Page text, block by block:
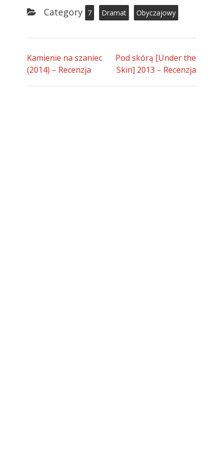
Category 7 Dramat Obyczajowy
Kamienie na szaniec
(2014) – Recenzja
Pod skórą [Under the
Skin] 2013 – Recenzja